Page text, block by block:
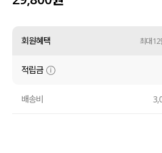
셔츠
원피스
니트
회원혜택 최대
적립금
배송비